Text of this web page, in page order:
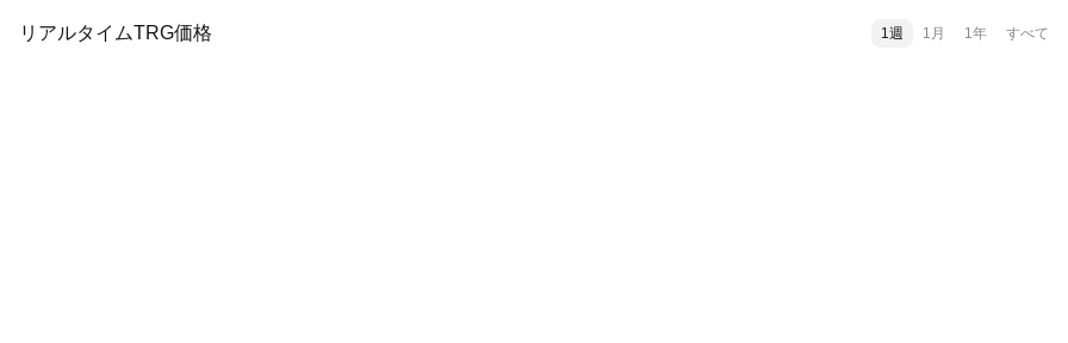
リアルタイムTRG価格 1週 1月 1年 すべて